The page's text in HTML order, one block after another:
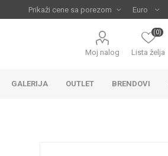
Moj nalog Lista želja
(0)
GALERIJA OUTLET BRENDOVI